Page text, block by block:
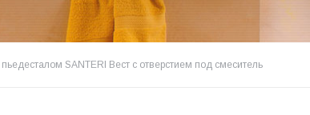
SANTERI Вест с отверстием под смеситель